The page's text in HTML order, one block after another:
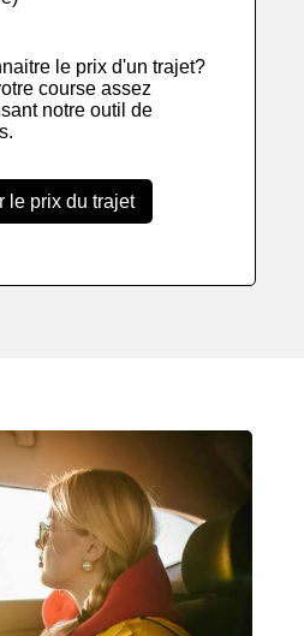
le prix d'un trajet?
course assez
notre outil de
le prix du trajet